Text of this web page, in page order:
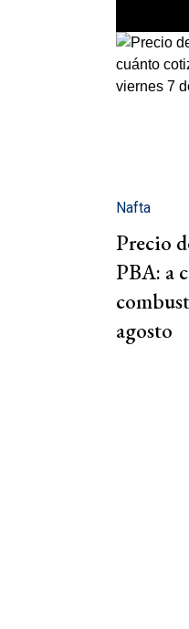
Nafta
Precio
PBA: a
agosto